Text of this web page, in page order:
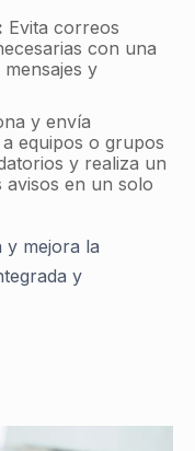
Evita correos
con una
y
y envía
equipos o grupos
y realiza un
avisos en un solo
y mejora la
y